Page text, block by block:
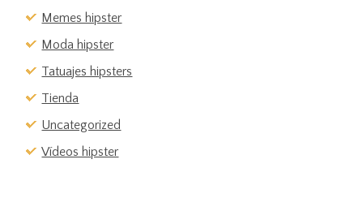
Memes hipster
Moda hipster
Tatuajes hipsters
Tienda
Uncategorized
Vídeos hipster